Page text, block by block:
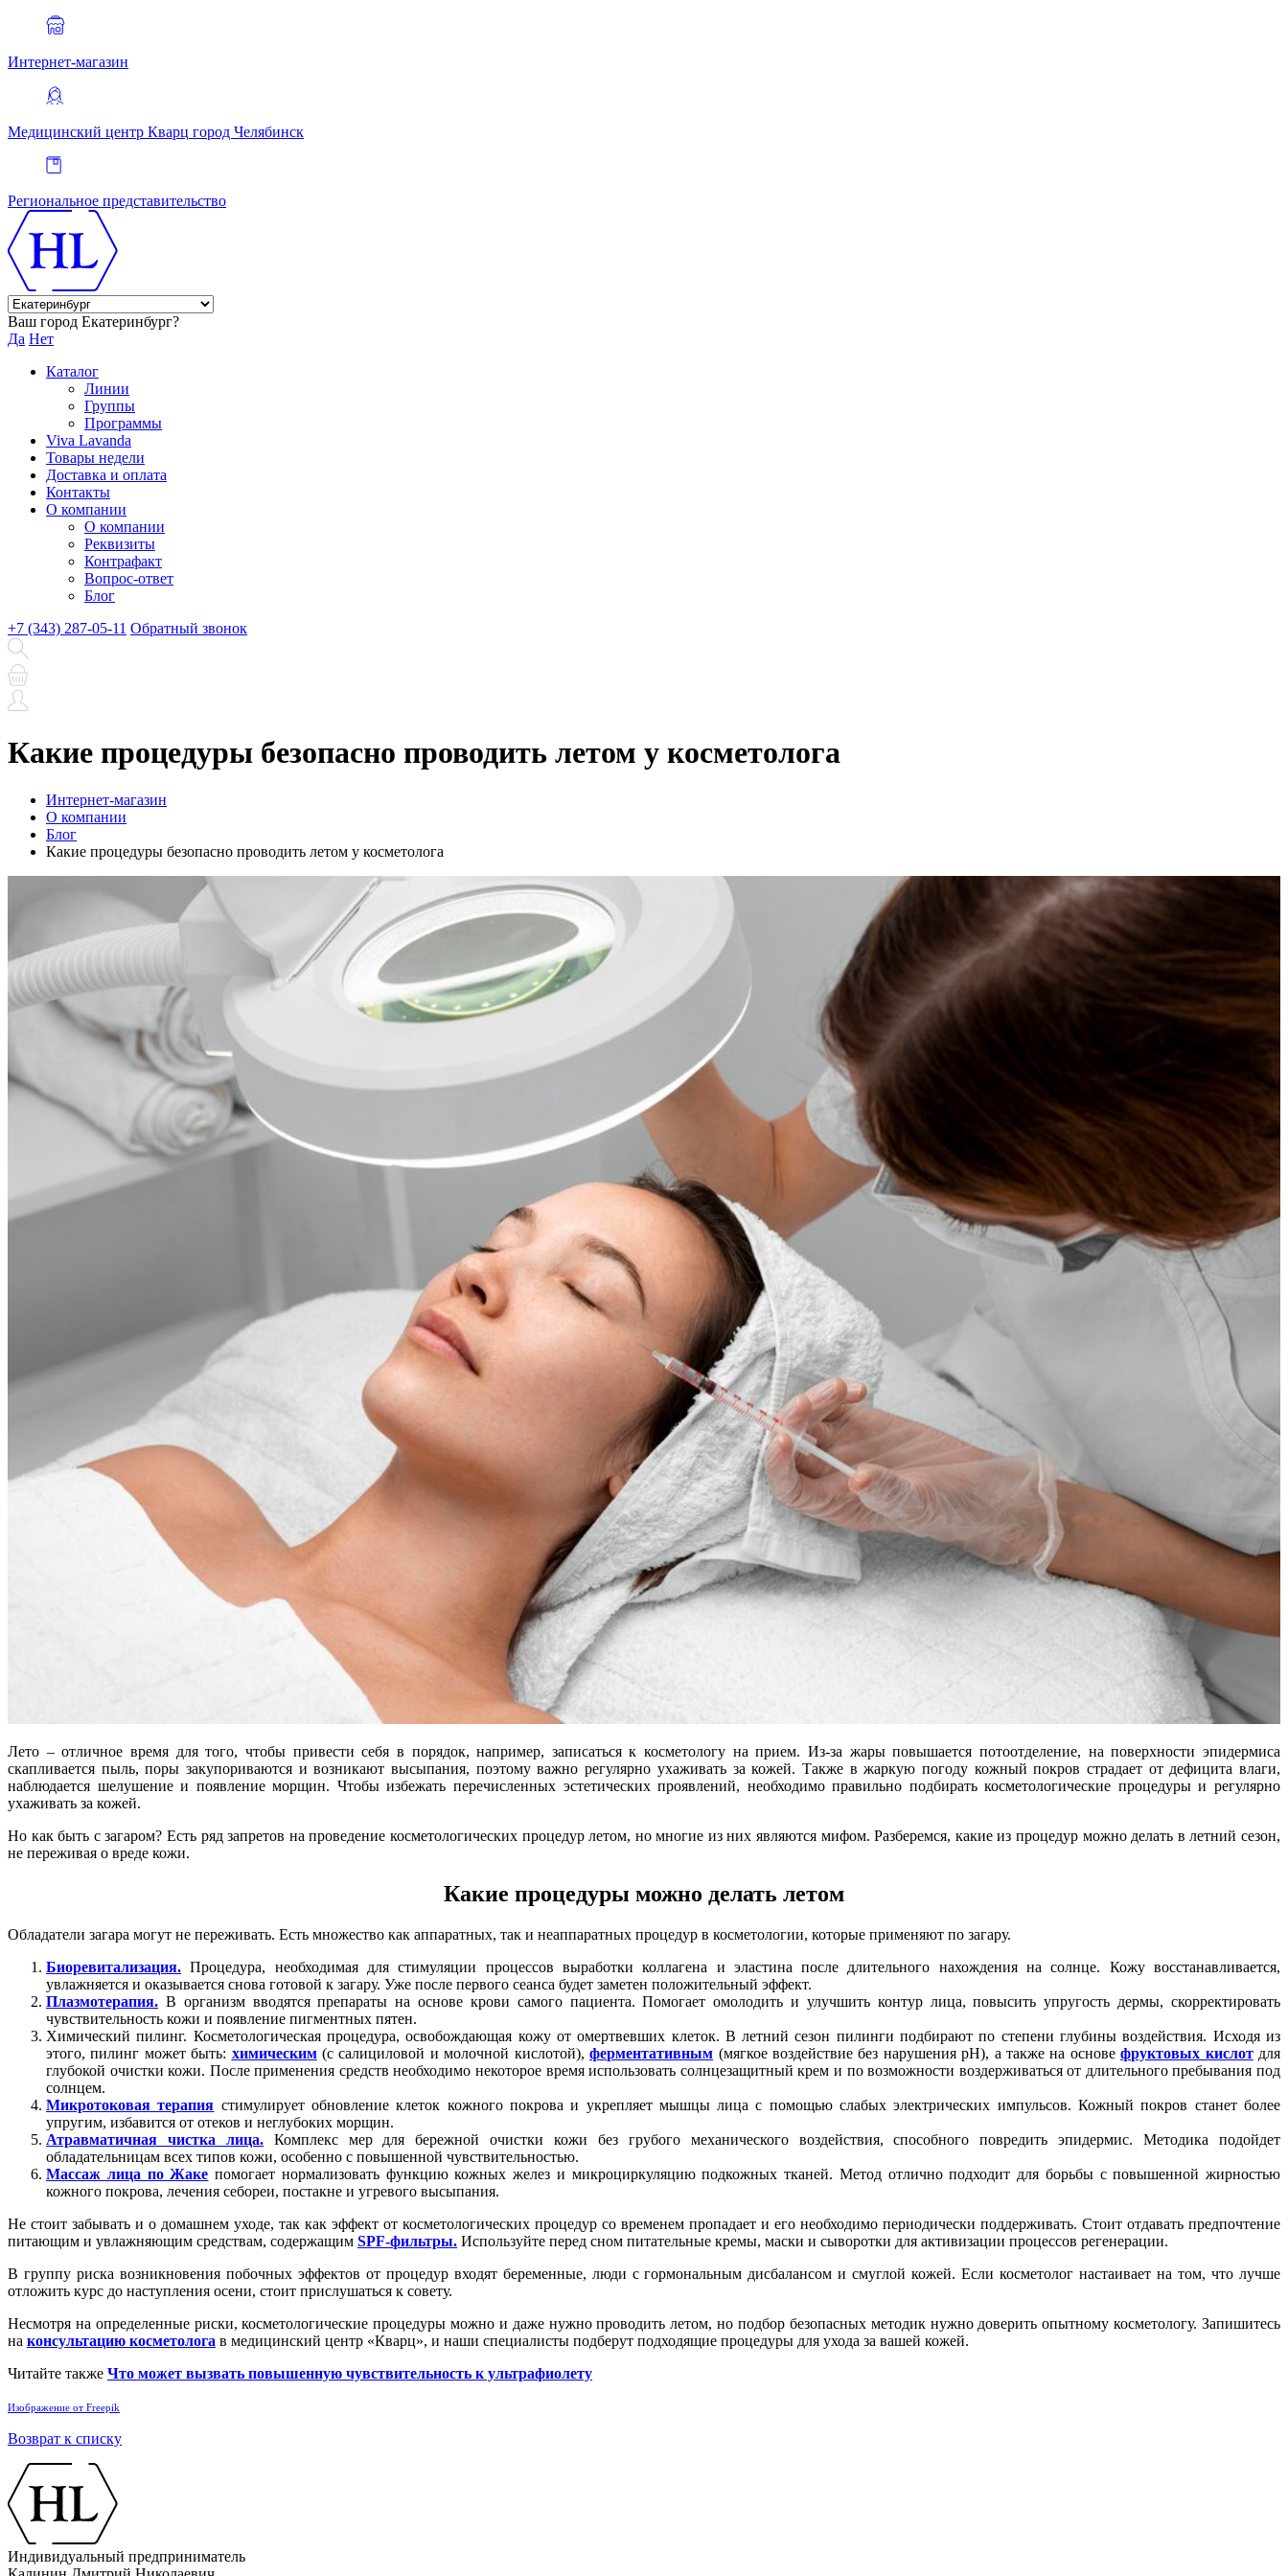
Интернет-магазин
Медицинский центр Кварц город Челябинск
Региональное представительство
Ваш город Екатеринбург?
Да Нет
Каталог
Линии
Группы
Программы
Viva Lavanda
Товары недели
Доставка и оплата
Контакты
О компании
О компании
Реквизиты
Контрафакт
Вопрос-ответ
Блог
+7 (343) 287-05-11 Обратный звонок
Какие процедуры безопасно проводить летом у косметолога
Интернет-магазин
О компании
Блог
Какие процедуры безопасно проводить летом у косметолога
Лето – отличное время для того, чтобы привести себя в порядок, например, записаться к косметологу на прием. Из-за жары повышается потоотделение, на поверхности эпидермиса
скапливается пыль, поры закупориваются и возникают высыпания, поэтому важно регулярно ухаживать за кожей. Также в жаркую погоду кожный покров страдает от дефицита влаги,
наблюдается шелушение и появление морщин. Чтобы избежать перечисленных эстетических проявлений, необходимо правильно подбирать косметологические процедуры и регулярно
ухаживать за кожей.
Но как быть с загаром? Есть ряд запретов на проведение косметологических процедур летом, но многие из них являются мифом. Разберемся, какие из процедур можно делать в летний сезон,
не переживая о вреде кожи.
Какие процедуры можно делать летом
Обладатели загара могут не переживать. Есть множество как аппаратных, так и неаппаратных процедур в косметологии, которые применяют по загару.
Биоревитализация. Процедура, необходимая для стимуляции процессов выработки коллагена и эластина после длительного нахождения на солнце. Кожу восстанавливается,
увлажняется и оказывается снова готовой к загару. Уже после первого сеанса будет заметен положительный эффект.
Плазмотерапия. В организм вводятся препараты на основе крови самого пациента. Помогает омолодить и улучшить контур лица, повысить упругость дермы, скорректировать
чувствительность кожи и появление пигментных пятен.
Химический пилинг. Косметологическая процедура, освобождающая кожу от омертвевших клеток. В летний сезон пилинги подбирают по степени глубины воздействия. Исходя из
этого, пилинг может быть: химическим(с салициловой и молочной кислотой),ферментативным (мягкое воздействие без нарушения pH), а также на основефруктовых кислотдля
глубокой очистки кожи. После применения средств необходимо некоторое время использовать солнцезащитный крем и по возможности воздерживаться от длительного пребывания под
солнцем.
Микротоковая терапия стимулирует обновление клеток кожного покрова и укрепляет мышцы лица с помощью слабых электрических импульсов. Кожный покров станет более
упругим, избавится от отеков и неглубоких морщин.
Атравматичная чистка лица.Комплекс мер для бережной очистки кожи без грубого механического воздействия, способного повредить эпидермис. Методика подойдет
обладательницам всех типов кожи, особенно с повышенной чувствительностью.
Массаж лица по Жаке помогает нормализовать функцию кожных желез и микроциркуляцию подкожных тканей. Метод отлично подходит для борьбы с повышенной жирностью
кожного покрова, лечения себореи, постакне и угревого высыпания.
Не стоит забывать и о домашнем уходе, так как эффект от косметологических процедур со временем пропадает и его необходимо периодически поддерживать. Стоит отдавать предпочтение
питающим и увлажняющим средствам, содержащим SPF-фильтры. Используйте перед сном питательные кремы, маски и сыворотки для активизации процессов регенерации.
В группу риска возникновения побочных эффектов от процедур входят беременные, люди с гормональным дисбалансом и смуглой кожей. Если косметолог настаивает на том, что лучше
отложить курс до наступления осени, стоит прислушаться к совету.
Несмотря на определенные риски, косметологические процедуры можно и даже нужно проводить летом, но подбор безопасных методик нужно доверить опытному косметологу. Запишитесь
на консультацию косметолога в медицинский центр «Кварц», и наши специалисты подберут подходящие процедуры для ухода за вашей кожей.
Читайте также Что может вызвать повышенную чувствительность к ультрафиолету
Изображение от Freepik
Возврат к списку
Индивидуальный предприниматель